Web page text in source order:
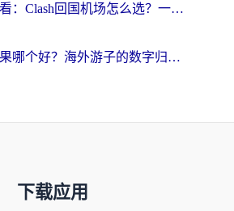
海外党必看：Clash回国机场怎么选？一篇搞定无缝访问国内资源的全攻略
穿梭和松果哪个好？海外游子的数字归乡路，到底该怎么选
下载应用